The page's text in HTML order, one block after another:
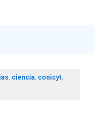
, ciencia, conicyt,